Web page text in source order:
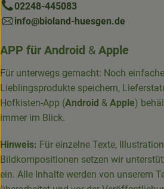
02248-445083
info@bioland-huesgen.de
APP für Android & Apple
Für unterwegs gemacht: Noch
Lieblingsprodukte speichern,
Hofkisten-App (Android & Apple)
immer im Blick.
Hinweis: Für einzelne Texte,
Bildkompositionen setzen wir
ein. Alle Inhalte werden von unserem